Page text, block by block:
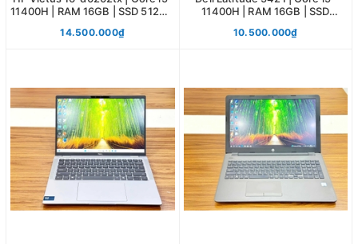
11400H | RAM 16GB | SSD 512GB
14.500.000₫
11400H | RAM 16GB | SSD
10.500.000₫